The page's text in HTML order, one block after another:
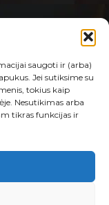
saugoti ir (arba)
Jei sutiksime su
tokius kaip
Nesutikimas arba
tikras funkcijas ir